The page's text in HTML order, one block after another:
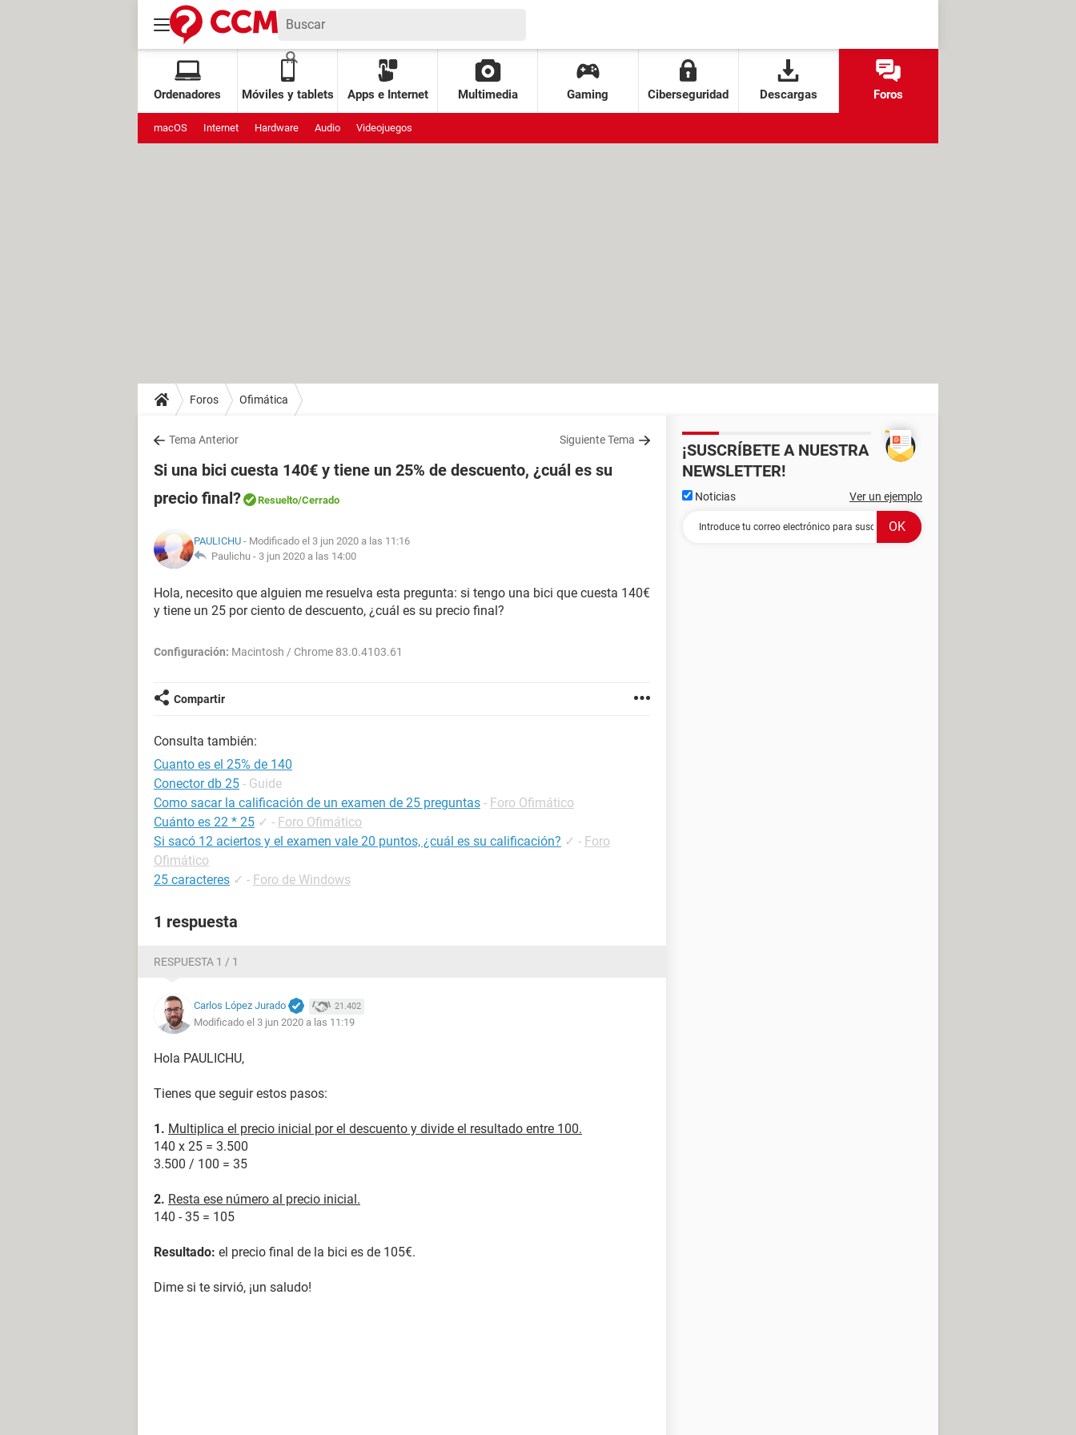
Ordenadores Móviles y tablets Apps e Internet Multimedia Gaming Ciberseguridad Descargas Foros
macOS Internet Hardware Audio Videojuegos
Foros Ofimática
Tema Anterior Siguiente Tema
Si una bici cuesta 140€ y tiene un 25% de descuento, ¿cuál es su
precio final?
Resuelto/Cerrado
PAULICHU - Modificado el 3 jun 2020 a las 11:16
Paulichu - 3 jun 2020 a las 14:00
Hola, necesito que alguien me resuelva esta pregunta: si tengo una bici que cuesta 140€
y tiene un 25 por ciento de descuento, ¿cuál es su precio final?
Configuración: Macintosh / Chrome 83.0.4103.61
Compartir
Consulta también:
Cuanto es el 25% de 140
Conector db 25 - Guide
Como sacar la calificación de un examen de 25 preguntas - Foro Ofimático
Cuánto es 22 * 25 ✓ - Foro Ofimático
Si sacó 12 aciertos y el examen vale 20 puntos, ¿cuál es su calificación? ✓ - Foro
Ofimático
25 caracteres ✓ - Foro de Windows
1 respuesta
RESPUESTA 1 / 1
Carlos López Jurado 21.402
Modificado el 3 jun 2020 a las 11:19
Hola PAULICHU,
Tienes que seguir estos pasos:
1. Multiplica el precio inicial por el descuento y divide el resultado entre 100.
140 x 25 = 3.500
3.500 / 100 = 35
2. Resta ese número al precio inicial.
140 - 35 = 105
Resultado: el precio final de la bici es de 105€.
Dime si te sirvió, ¡un saludo!
¡SUSCRÍBETE A NUESTRA
NEWSLETTER!
Noticias Ver un ejemplo